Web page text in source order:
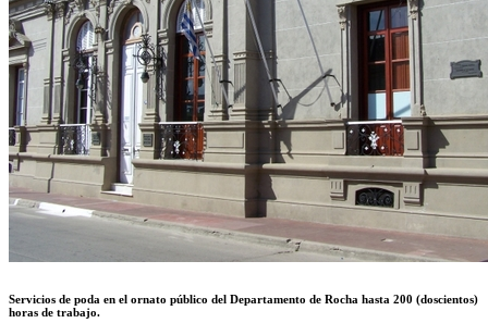
Servicios de poda en el ornato público del Departamento de Rocha hasta 200 (doscientos)
horas de trabajo.